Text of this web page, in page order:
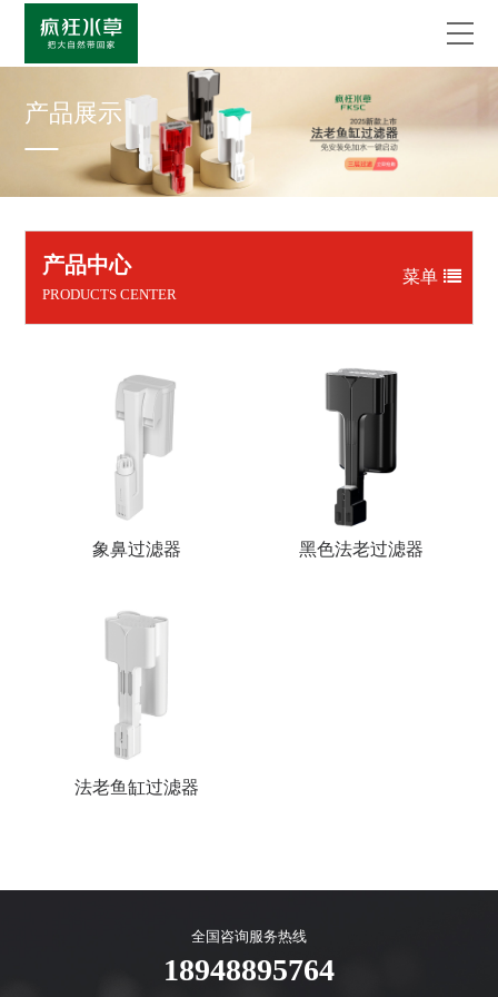
产品展示
产品中心
PRODUCTS CENTER
菜单
象鼻过滤器 黑色法老过滤器
法老鱼缸过滤器
全国咨询服务热线
18948895764